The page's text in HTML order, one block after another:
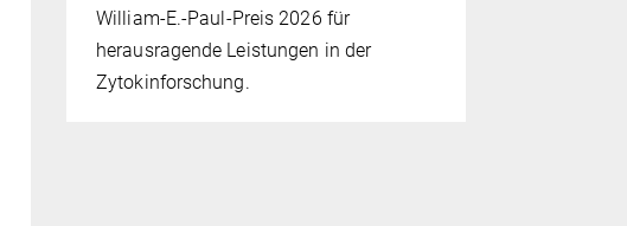
William-E.-Paul-Preis 2026 für
herausragende Leistungen in der
Zytokinforschung.